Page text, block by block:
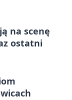
na scenę
ostatni